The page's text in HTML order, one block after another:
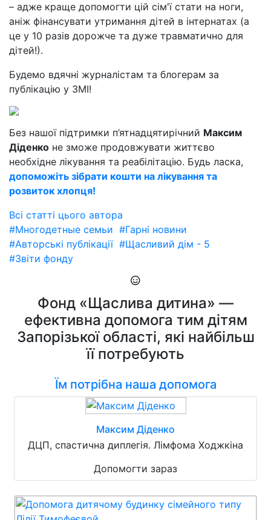
– адже краще допомогти цій сім'ї стати на ноги,
аніж фінансувати утримання дітей в інтернатах (а
це у 10 разів дорожче та дуже травматично для
дітей!).
Будемо вдячні журналістам та блогерам за
публікацію у ЗМІ!
Без нашої підтримки п’ятнадцятирічний Максим
Діденко не зможе продовжувати життєво
необхідне лікування та реабілітацію. Будь ласка,
допоможіть зібрати кошти на лікування та
розвиток хлопця!
Всі статті цього автора
#Многодетные семьи #Гарні новини
#Авторські публікації #Щасливий дім - 5
#Звіти фонду
Фонд «Щаслива дитина» —
ефективна допомога тим дітям
Запорізької області, які найбільш
її потребують
Їм потрібна наша допомога
Максим Діденко
ДЦП, спастична диплегія. Лімфома Ходжкіна
Допомогти зараз